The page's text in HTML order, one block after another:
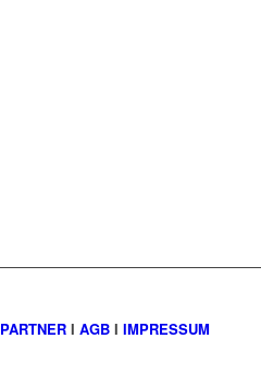
PARTNERI AGBI IMPRESSUM